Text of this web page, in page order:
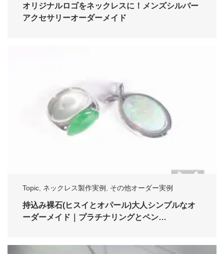
オリジナルロゴをネックレスに！メンズシルバー
アクセサリーオーダーメイド
Topic ネックレス製作実例 その他オーダー実例
持込み裸石(ヒスイとオパール)大人シンプルなオ
ーダーメイド｜プラチナリングとペン…